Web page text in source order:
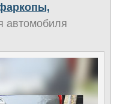
автомобиля